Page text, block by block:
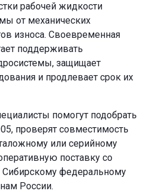
рабочей жидкости
от механических
износа. Своевременная
поддерживать
защищает
и продлевает срок их
помогут подобрать
проверят совместимость
или серийному
поставку со
Сибирскому федеральному
России.